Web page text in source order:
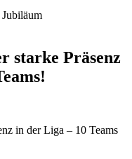
starke Präsenz
in der Liga – 10 Teams